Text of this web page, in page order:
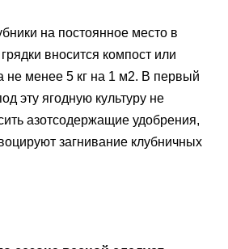
на постоянное место в
вносится компост или
не менее 5 кг на 1 м2. В первый
эту ягодную культуру не
азотсодержащие удобрения,
загнивание клубничных